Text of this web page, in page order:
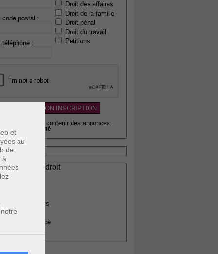
et
au
de
à
code postal :
téléphone :
Droit des affaires
Droit de la famille
Droit pénal
Droit du travail
Petitions
pouvant contenir des annonces
de
qualité
du droit
immobiliers
de justice